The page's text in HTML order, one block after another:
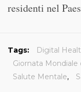
residenti nel
Tags: Digital
Giornata
Salute Mentale,